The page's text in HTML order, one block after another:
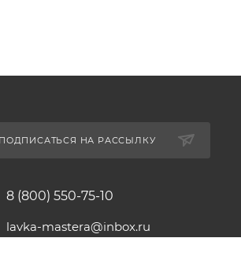
ПОДПИСАТЬСЯ НА РАССЫЛКУ
8 (800) 550-75-10
lavka-mastera@inbox.ru